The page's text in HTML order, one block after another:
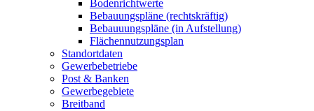
Bodenrichtwerte
Bebauungspläne (rechtskräftig)
Bebauuungspläne (in Aufstellung)
Flächennutzungsplan
Standortdaten
Gewerbebetriebe
Post & Banken
Gewerbegebiete
Breitband